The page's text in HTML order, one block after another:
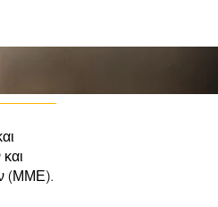
(ΜΜΕ).